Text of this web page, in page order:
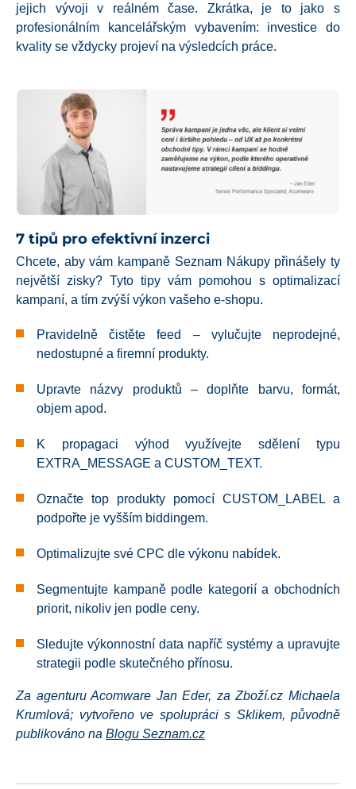
jejich vývoji v reálném čase. Zkrátka, je to jako s
profesionálním kancelářským vybavením: investice do
kvality se vždycky projeví na výsledcích práce.
7 tipů pro efektivní inzerci
Chcete, aby vám kampaně Seznam Nákupy přinášely ty
největší zisky? Tyto tipy vám pomohou s optimalizací
kampaní, a tím zvýší výkon vašeho e-shopu.
Pravidelně čistěte feed – vylučujte neprodejné,
nedostupné a firemní produkty.
Upravte názvy produktů – doplňte barvu, formát,
objem apod.
K propagaci výhod využívejte sdělení typu
EXTRA_MESSAGE a CUSTOM_TEXT.
Označte top produkty pomocí CUSTOM_LABEL a
podpořte je vyšším biddingem.
Optimalizujte své CPC dle výkonu nabídek.
Segmentujte kampaně podle kategorií a obchodních
priorit, nikoliv jen podle ceny.
Sledujte výkonnostní data napříč systémy a upravujte
strategii podle skutečného přínosu.
Za agenturu Acomware Jan Eder, za Zboží.cz Michaela
Krumlová; vytvořeno ve spolupráci s Sklikem, původně
publikováno na Blogu Seznam.cz